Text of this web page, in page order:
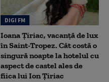
DIGI FM
Ioana Țiriac, vacanță de lux
în Saint-Tropez. Cât costă o
singură noapte la hotelul cu
aspect de castel ales de
fiica lui Ion Țiriac